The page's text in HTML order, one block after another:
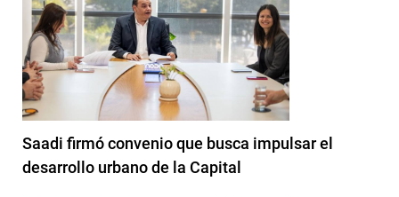
Saadi firmó convenio que busca impulsar el
desarrollo urbano de la Capital